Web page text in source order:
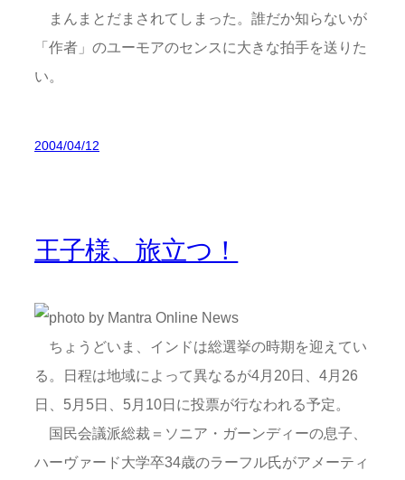
まんまとだまされてしまった。誰だか知らないが
「作者」のユーモアのセンスに大きな拍手を送りた
い。
2004/04/12
王子様、旅立つ！
ちょうどいま、インドは総選挙の時期を迎えてい
る。日程は地域によって異なるが4月20日、4月26
日、5月5日、5月10日に投票が行なわれる予定。
国民会議派総裁＝ソニア・ガーンディーの息子、
ハーヴァード大学卒34歳のラーフル氏がアメーティ